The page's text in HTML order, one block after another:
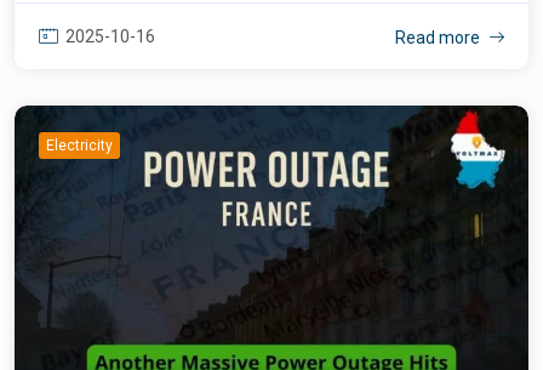
2025-10-16 Read more
Electricity